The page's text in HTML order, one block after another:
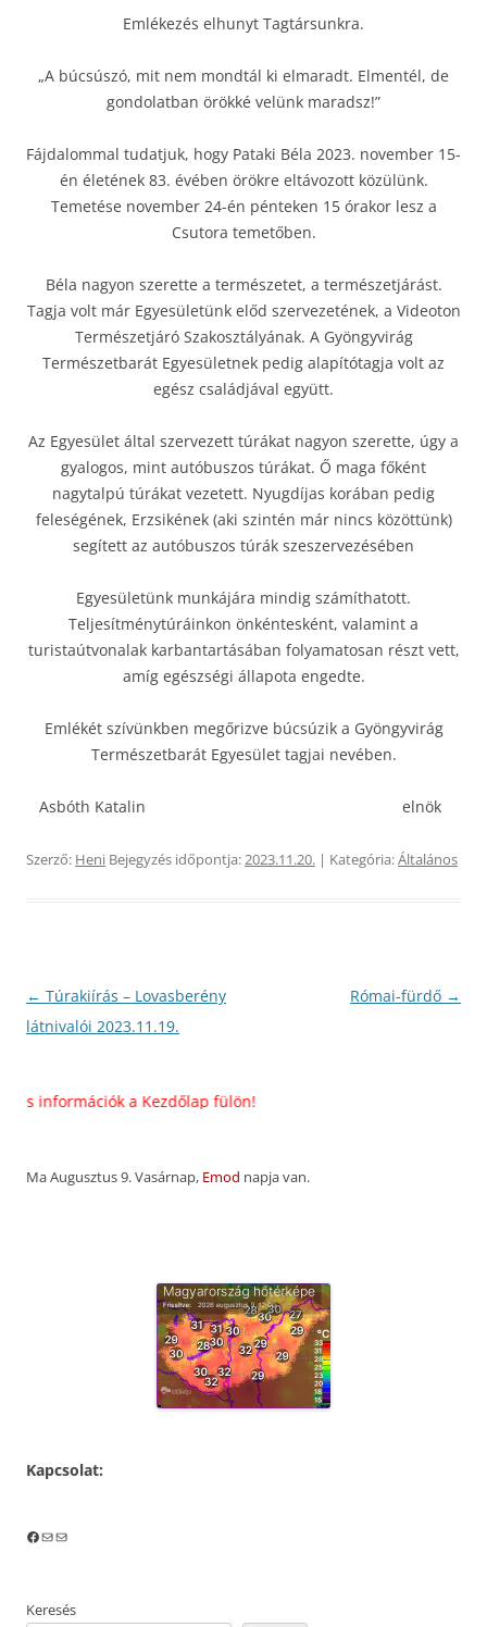
Emlékezés elhunyt Tagtársunkra.
„A búcsúszó, mit nem mondtál ki elmaradt. Elmentél, de
gondolatban örökké velünk maradsz!”
Fájdalommal tudatjuk, hogy Pataki Béla 2023. november 15-
én életének 83. évében örökre eltávozott közülünk.
Temetése november 24-én pénteken 15 órakor lesz a
Csutora temetőben.
Béla nagyon szerette a természetet, a természetjárást.
Tagja volt már Egyesületünk előd szervezetének, a Videoton
Természetjáró Szakosztályának. A Gyöngyvirág
Természetbarát Egyesületnek pedig alapítótagja volt az
egész családjával együtt.
Az Egyesület által szervezett túrákat nagyon szerette, úgy a
gyalogos, mint autóbuszos túrákat. Ő maga főként
nagytalpú túrákat vezetett. Nyugdíjas korában pedig
feleségének, Erzsikének (aki szintén már nincs közöttünk)
segített az autóbuszos túrák szeszervezésében
Egyesületünk munkájára mindig számíthatott.
Teljesítménytúráinkon önkéntesként, valamint a
turistaútvonalak karbantartásában folyamatosan részt vett,
amíg egészségi állapota engedte.
Emlékét szívünkben megőrizve búcsúzik a Gyöngyvirág
Természetbarát Egyesület tagjai nevében.
Asbóth Katalin elnök
Szerző: Heni Bejegyzés időpontja:2023.11.20. | Kategória:Általános
Bejegyzés
navigáció
← Túrakiírás – Lovasberény
látnivalói 2023.11.19.
Római-fürdő →
információk a Kezdőlap fülön!
Ma Augusztus 9. Vasárnap, Emod napja van.
Kapcsolat:
Facebook
Mail
Mail
Keresés